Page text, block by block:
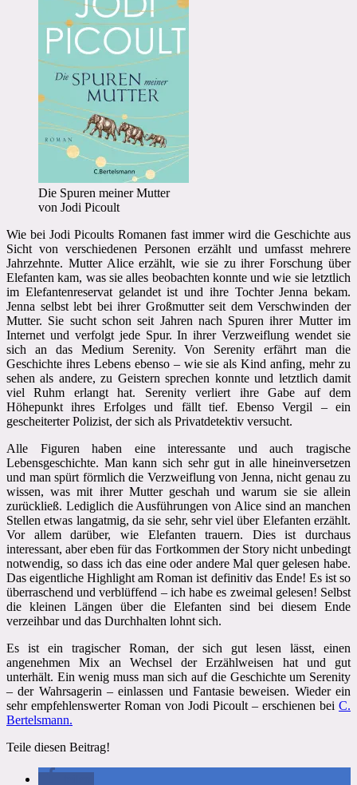
Die Spuren meiner Mutter
von Jodi Picoult
Wie bei Jodi Picoults Romanen fast immer wird die Geschichte aus
Sicht von verschiedenen Personen erzählt und umfasst mehrere
Jahrzehnte. Mutter Alice erzählt, wie sie zu ihrer Forschung über
Elefanten kam, was sie alles beobachten konnte und wie sie letztlich
im Elefantenreservat gelandet ist und ihre Tochter Jenna bekam.
Jenna selbst lebt bei ihrer Großmutter seit dem Verschwinden der
Mutter. Sie sucht schon seit Jahren nach Spuren ihrer Mutter im
Internet und verfolgt jede Spur. In ihrer Verzweiflung wendet sie
sich an das Medium Serenity. Von Serenity erfährt man die
Geschichte ihres Lebens ebenso – wie sie als Kind anfing, mehr zu
sehen als andere, zu Geistern sprechen konnte und letztlich damit
viel Ruhm erlangt hat. Serenity verliert ihre Gabe auf dem
Höhepunkt ihres Erfolges und fällt tief. Ebenso Vergil – ein
gescheiterter Polizist, der sich als Privatdetektiv versucht.
Alle Figuren haben eine interessante und auch tragische
Lebensgeschichte. Man kann sich sehr gut in alle hineinversetzen
und man spürt förmlich die Verzweiflung von Jenna, nicht genau zu
wissen, was mit ihrer Mutter geschah und warum sie sie allein
zurückließ. Lediglich die Ausführungen von Alice sind an manchen
Stellen etwas langatmig, da sie sehr, sehr viel über Elefanten erzählt.
Vor allem darüber, wie Elefanten trauern. Dies ist durchaus
interessant, aber eben für das Fortkommen der Story nicht unbedingt
notwendig, so dass ich das eine oder andere Mal quer gelesen habe.
Das eigentliche Highlight am Roman ist definitiv das Ende! Es ist so
überraschend und verblüffend – ich habe es zweimal gelesen! Selbst
die kleinen Längen über die Elefanten sind bei diesem Ende
verzeihbar und das Durchhalten lohnt sich.
Es ist ein tragischer Roman, der sich gut lesen lässt, einen
angenehmen Mix an Wechsel der Erzählweisen hat und gut
unterhält. Ein wenig muss man sich auf die Geschichte um Serenity
– der Wahrsagerin – einlassen und Fantasie beweisen. Wieder ein
sehr empfehlenswerter Roman von Jodi Picoult – erschienen bei C.
Bertelsmann.
Teile diesen Beitrag!